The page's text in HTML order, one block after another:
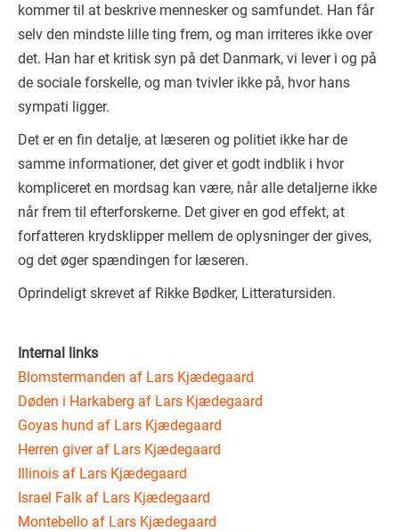
kommer til at beskrive mennesker og samfundet. Han får
selv den mindste lille ting frem, og man irriteres ikke over
det. Han har et kritisk syn på det Danmark, vi lever i og på
de sociale forskelle, og man tvivler ikke på, hvor hans
sympati ligger.
Det er en fin detalje, at læseren og politiet ikke har de
samme informationer, det giver et godt indblik i hvor
kompliceret en mordsag kan være, når alle detaljerne ikke
når frem til efterforskerne. Det giver en god effekt, at
forfatteren krydsklipper mellem de oplysninger der gives,
og det øger spændingen for læseren.
Oprindeligt skrevet af Rikke Bødker, Litteratursiden.
Internal links
Blomstermanden af Lars Kjædegaard
Døden i Harkaberg af Lars Kjædegaard
Goyas hund af Lars Kjædegaard
Herren giver af Lars Kjædegaard
Illinois af Lars Kjædegaard
Israel Falk af Lars Kjædegaard
Montebello af Lars Kjædegaard